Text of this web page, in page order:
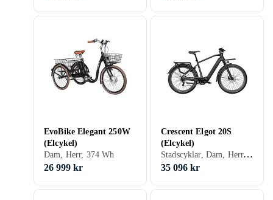
EvoBike Elegant 250W
(Elcykel)
Dam, Herr, 374 Wh
26 999 kr
Crescent Elgot 20S
(Elcykel)
Stadscyklar, Dam, Herr, Bakhjul, 500 Wh
35 096 kr